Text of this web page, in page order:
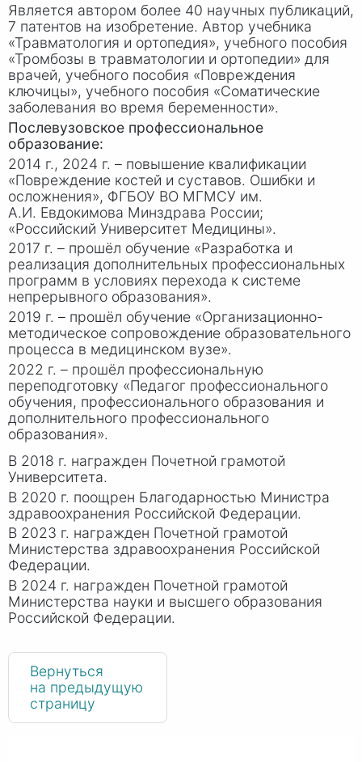
Является автором более 40 научных публикаций,
7 патентов на изобретение. Автор учебника
«Травматология и ортопедия», учебного пособия
«Тромбозы в травматологии и ортопедии» для
врачей, учебного пособия «Повреждения
ключицы», учебного пособия «Соматические
заболевания во время беременности».
Послевузовское профессиональное
образование:
2014 г., 2024 г. – повышение квалификации
«Повреждение костей и суставов. Ошибки и
осложнения», ФГБОУ ВО МГМСУ им.
А.И. Евдокимова Минздрава России;
«Российский Университет Медицины».
2017 г. – прошёл обучение «Разработка и
реализация дополнительных профессиональных
программ в условиях перехода к системе
непрерывного образования».
2019 г. – прошёл обучение «Организационно-
методическое сопровождение образовательного
процесса в медицинском вузе».
2022 г. – прошёл профессиональную
переподготовку «Педагог профессионального
обучения, профессионального образования и
дополнительного профессионального
образования».
В 2018 г. награжден Почетной грамотой
Университета.
В 2020 г. поощрен Благодарностью Министра
здравоохранения Российской Федерации.
В 2023 г. награжден Почетной грамотой
Министерства здравоохранения Российской
Федерации.
В 2024 г. награжден Почетной грамотой
Министерства науки и высшего образования
Российской Федерации.
Вернуться
на предыдущую
страницу